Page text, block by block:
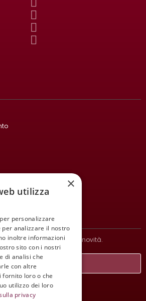
sulle nostre ultime novità.
×
utilizza
personalizzare
per analizzare il nostro
inoltre informazioni
sito con i nostri
di analisi che
con altre
fornito loro o che
utilizzo dei loro
privacy